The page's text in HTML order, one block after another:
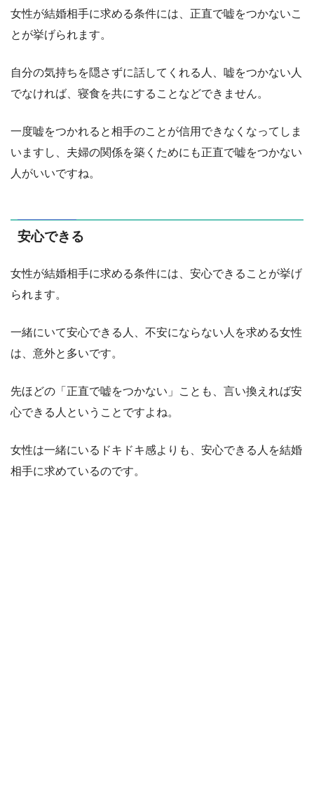
女性が結婚相手に求める条件には、正直で嘘をつかないこ
とが挙げられます。
自分の気持ちを隠さずに話してくれる人、嘘をつかない人
でなければ、寝食を共にすることなどできません。
一度嘘をつかれると相手のことが信用できなくなってしま
いますし、夫婦の関係を築くためにも正直で嘘をつかない
人がいいですね。
安心できる
女性が結婚相手に求める条件には、安心できることが挙げ
られます。
一緒にいて安心できる人、不安にならない人を求める女性
は、意外と多いです。
先ほどの「正直で嘘をつかない」ことも、言い換えれば安
心できる人ということですよね。
女性は一緒にいるドキドキ感よりも、安心できる人を結婚
相手に求めているのです。